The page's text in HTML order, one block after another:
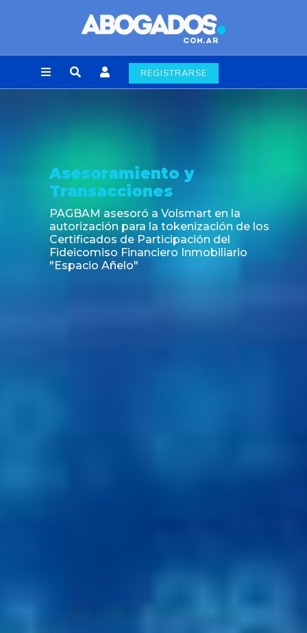
REGISTRARSE
Asesoramiento y
Transacciones
PAGBAM asesoró a Volsmart en la
autorización para la tokenización de los
Certificados de Participación del
Fideicomiso Financiero Inmobiliario
"Espacio Añelo"